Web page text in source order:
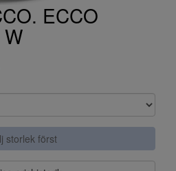
ECCO
storlek först